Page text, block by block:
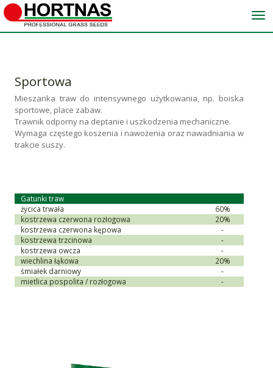
Sportowa
Mieszanka traw do intensywnego użytkowania, np. boiska
sportowe, place zabaw.
Trawnik odporny na deptanie i uszkodzenia mechaniczne.
Wymaga częstego koszenia i nawożenia oraz nawadniania w
trakcie suszy.
Gatunki traw
życica trwała
60%
kostrzewa czerwona rozłogowa
20%
kostrzewa czerwona kępowa
-
kostrzewa trzcinowa
-
kostrzewa owcza
-
wiechlina łąkowa
20%
śmiałek darniowy
-
mietlica pospolita / rozłogowa
-